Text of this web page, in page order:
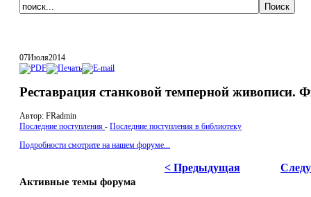
07Июля2014
Реставрация станковой темперной живописи.
Автор: FRadmin
Последние поступления - Последние поступления в библиотеку
Подробности смотрите на нашем форуме...
< Предыдущая
Активные темы форума